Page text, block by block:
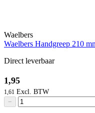
Waelbers
Waelbers Handgreep 210
Direct leverbaar
1,95
1,61
−